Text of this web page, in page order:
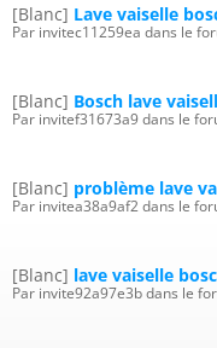
[Blanc] Lave vaiselle
Par invitec11259ea dans le
[Blanc] Bosch lave
Par invitef31673a9 dans le
[Blanc] problème lave
Par invitea38a9af2 dans le
[Blanc] lave vaiselle
Par invite92a97e3b dans le